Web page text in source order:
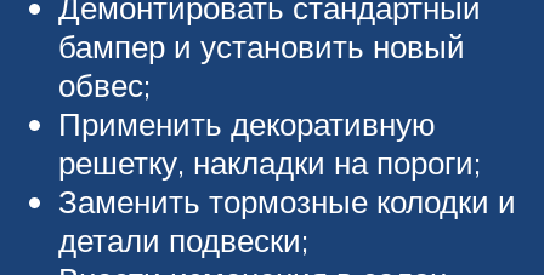
бампер и установить новый
обвес;
Применить декоративную
решетку, накладки на пороги;
Заменить тормозные колодки и
детали подвески;